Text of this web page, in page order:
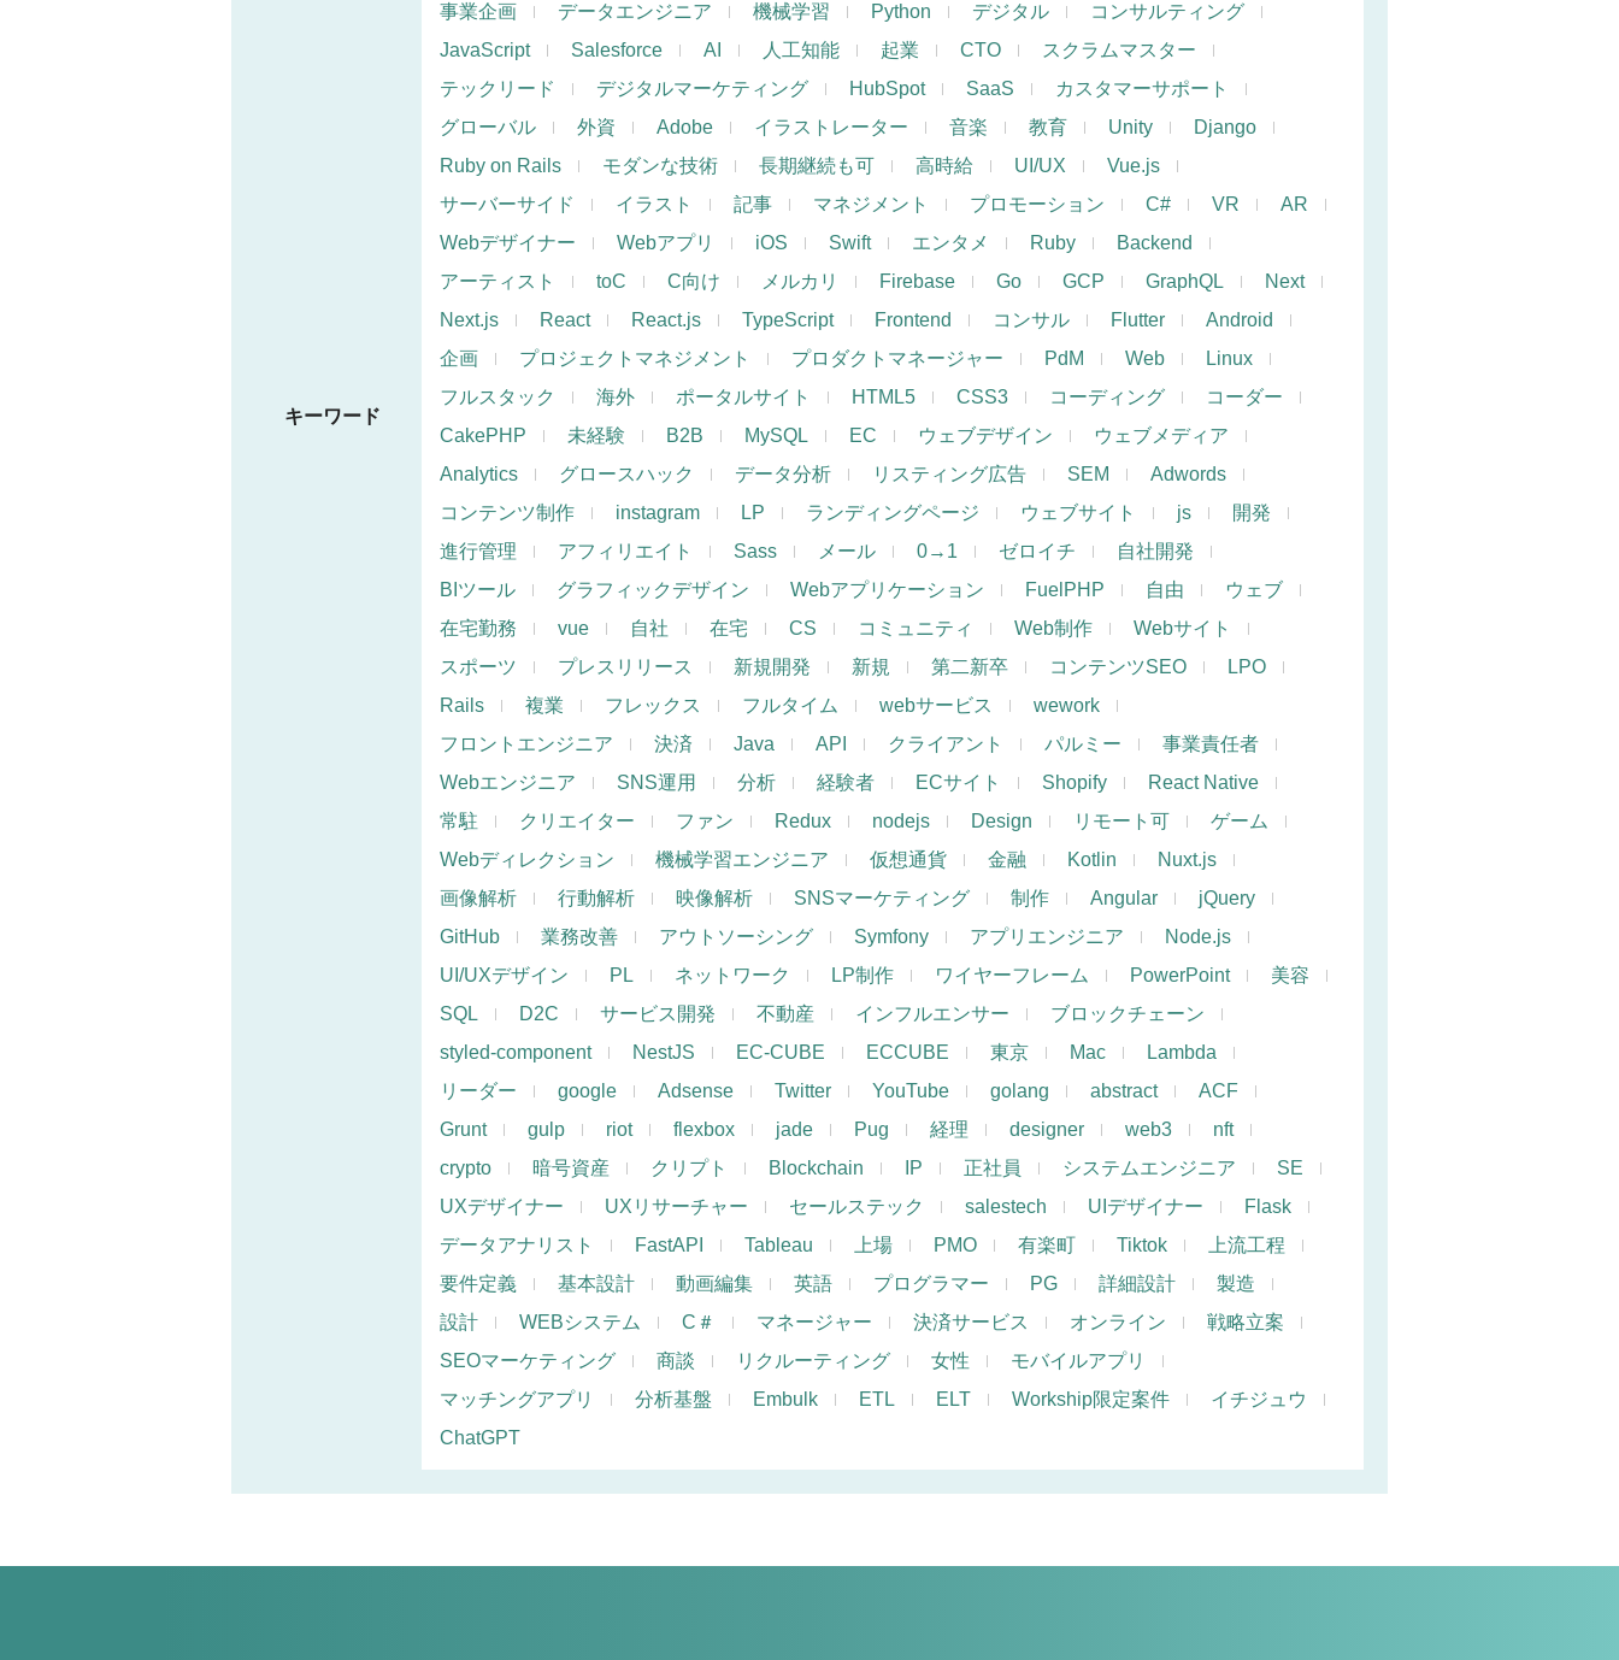
キーワード
事業企画
データエンジニア 機械学習 Python デジタル
コンサルティング
JavaScript
Salesforce AI 人工知能 起業 CTO
スクラムマスター
テックリード
デジタルマーケティング HubSpot SaaS
カスタマーサポート
グローバル
外資 Adobe イラストレーター 音楽 教育 Unity
Django
Ruby on Rails
モダンな技術 長期継続も可 高時給 UI/UX
Vue.js
サーバーサイド
イラスト 記事 マネジメント プロモーション C# VR
AR
Webデザイナー
Webアプリ iOS Swift エンタメ Ruby
Backend
アーティスト
toC C向け メルカリ Firebase Go GCP GraphQL
Next
Next.js
React React.js TypeScript Frontend コンサル Flutter
Android
企画
プロジェクトマネジメント プロダクトマネージャー PdM Web
Linux
フルスタック
海外 ポータルサイト HTML5 CSS3 コーディング
コーダー
CakePHP
未経験 B2B MySQL EC ウェブデザイン
ウェブメディア
Analytics
グロースハック データ分析 リスティング広告 SEM
Adwords
コンテンツ制作
instagram LP ランディングページ ウェブサイト js
開発
進行管理
アフィリエイト Sass メール 0→1 ゼロイチ
自社開発
BIツール
グラフィックデザイン Webアプリケーション FuelPHP 自由
ウェブ
在宅勤務
vue 自社 在宅 CS コミュニティ Web制作
Webサイト
スポーツ
プレスリリース 新規開発 新規 第二新卒 コンテンツSEO
LPO
Rails
複業 フレックス フルタイム webサービス
wework
フロントエンジニア
決済 Java API クライアント パルミー
事業責任者
Webエンジニア
SNS運用 分析 経験者 ECサイト Shopify
React Native
常駐
クリエイター ファン Redux nodejs Design リモート可
ゲーム
Webディレクション
機械学習エンジニア 仮想通貨 金融 Kotlin
Nuxt.js
画像解析
行動解析 映像解析 SNSマーケティング 制作 Angular
jQuery
GitHub
業務改善 アウトソーシング Symfony アプリエンジニア
Node.js
UI/UXデザイン
PL ネットワーク LP制作 ワイヤーフレーム PowerPoint
美容
SQL
D2C サービス開発 不動産 インフルエンサー
ブロックチェーン
styled-component
NestJS EC-CUBE ECCUBE 東京 Mac
Lambda
リーダー
google Adsense Twitter YouTube golang abstract
ACF
Grunt
gulp riot flexbox jade Pug 経理 designer web3
nft
crypto
暗号資産 クリプト Blockchain IP 正社員 システムエンジニア
SE
UXデザイナー
UXリサーチャー セールステック salestech UIデザイナー
Flask
データアナリスト
FastAPI Tableau 上場 PMO 有楽町 Tiktok
上流工程
要件定義
基本設計 動画編集 英語 プログラマー PG 詳細設計
製造
設計
WEBシステム C＃ マネージャー 決済サービス オンライン
戦略立案
SEOマーケティング
商談 リクルーティング 女性
モバイルアプリ
マッチングアプリ
分析基盤 Embulk ETL ELT Workship限定案件
イチジュウ
ChatGPT